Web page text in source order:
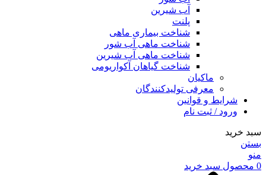
آب شیرین
پلنت
شناخت بیماری ماهی
شناخت ماهی آب شور
شناخت ماهی آب شیرین
شناخت گیاهان آکواریومی
ماکیان
معرفی تولیدکنندگان
شرایط و قوانین
ورود / ثبت نام
سبد خرید
بستن
منو
0 محصول سبد خرید